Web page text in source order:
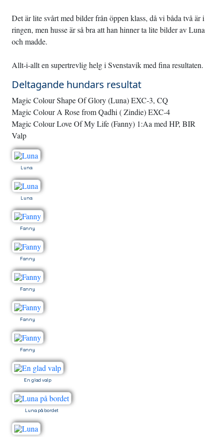
Det är lite svårt med bilder från öppen klass, då vi båda två är i
ringen, men husse är så bra att han hinner ta lite bilder av Luna
och madde.
Allt-i-allt en supertrevlig helg i Svenstavik med fina resultaten.
Deltagande hundars resultat
Magic Colour Shape Of Glory (Luna) EXC-3, CQ
Magic Colour A Rose from Qadhi ( Zindie) EXC-4
Magic Colour Love Of My Life (Fanny) 1:Aa med HP, BIR
Valp
Luna
Luna
Fanny
Fanny
Fanny
Fanny
Fanny
En glad valp
Luna på bordet